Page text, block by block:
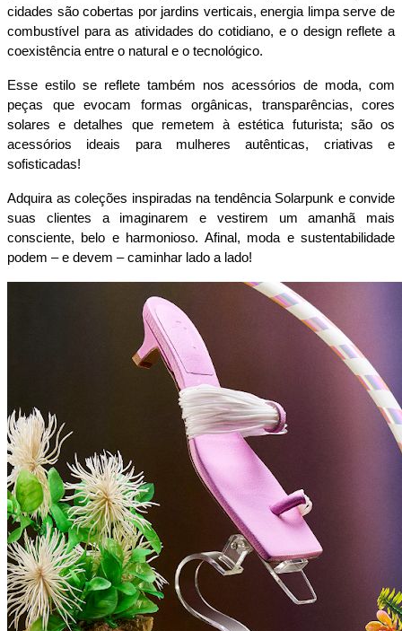
cidades são cobertas por jardins verticais, energia limpa serve de
combustível para as atividades do cotidiano, e o design reflete a
coexistência entre o natural e o tecnológico.
Esse estilo se reflete também nos acessórios de moda, com
peças que evocam formas orgânicas, transparências, cores
solares e detalhes que remetem à estética futurista; são os
acessórios ideais para mulheres autênticas, criativas e
sofisticadas!
Adquira as coleções inspiradas na tendência Solarpunk e convide
suas clientes a imaginarem e vestirem um amanhã mais
consciente, belo e harmonioso. Afinal, moda e sustentabilidade
podem – e devem – caminhar lado a lado!